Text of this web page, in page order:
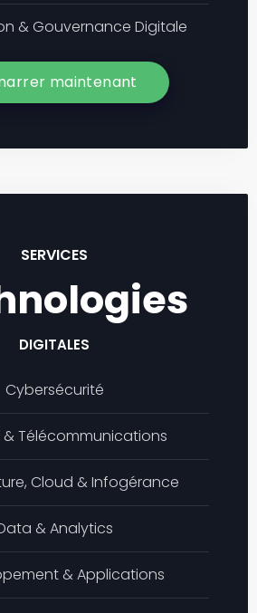
& Gouvernance Digitale
maintenant
SERVICES
DIGITALES
Cybersécurité
& Télécommunications
Cloud & Infogérance
& Analytics
& Applications